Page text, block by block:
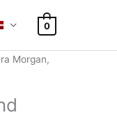
0
Morgan,